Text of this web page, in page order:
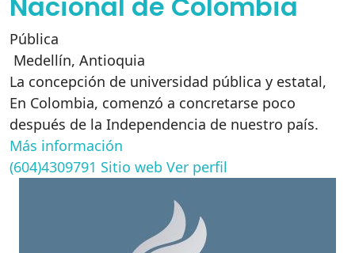
Pública
Medellín, Antioquia
La concepción de universidad pública y estatal,
En Colombia, comenzó a concretarse poco
después de la Independencia de nuestro país.
Más información
(604)4309791 Sitio web Ver perfil